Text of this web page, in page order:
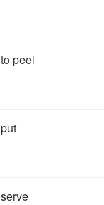
to peel
put
serve